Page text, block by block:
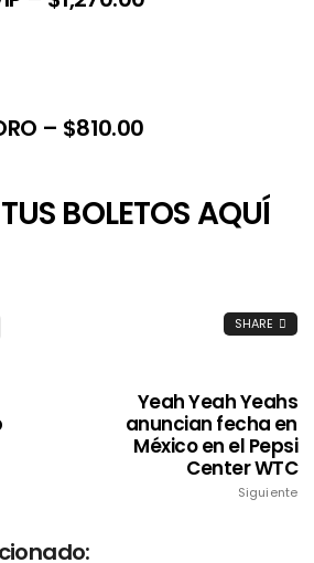
– $810.00
BOLETOS AQUÍ
SHARE
Yeah Yeah Yeahs
anuncian fecha en
México en el Pepsi
Center WTC
Siguiente